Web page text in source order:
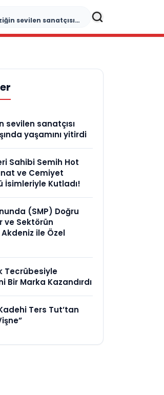
Arabesk müziğin sevilen sanatçısı Cansever 59 yaşında yaşamını yitirdi
sevilen sanatçısı
yaşamını yitirdi
Sahibi Semih Hot
ve Cemiyet
İsimleriyle Kutladı!
(SMP) Doğru
ve Sektörün
ile Özel
Tecrübesiyle
Bir Marka Kazandırdı
Ters Tut’tan